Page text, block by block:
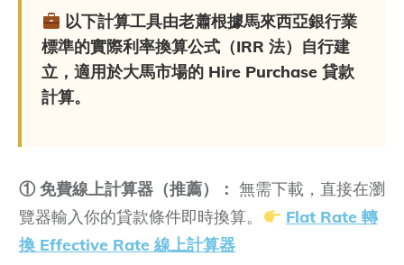
以下計算工具由老蕭根據馬來西亞銀行業
標準的實際利率換算公式（IRR 法）自行建
立，適用於大馬市場的 Hire Purchase 貸款
計算。
① 免費線上計算器（推薦）： 無需下載，直接在瀏
覽器輸入你的貸款條件即時換算。
Flat Rate 轉
換 Effective Rate 線上計算器